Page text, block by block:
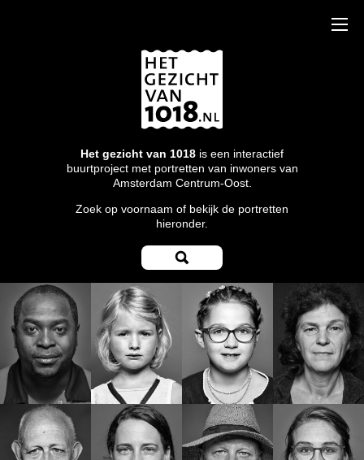
Het gezicht van 1018 is een interactief
buurtproject met portretten van inwoners van
Amsterdam Centrum-Oost.
Zoek op voornaam of bekijk de portretten
hieronder.